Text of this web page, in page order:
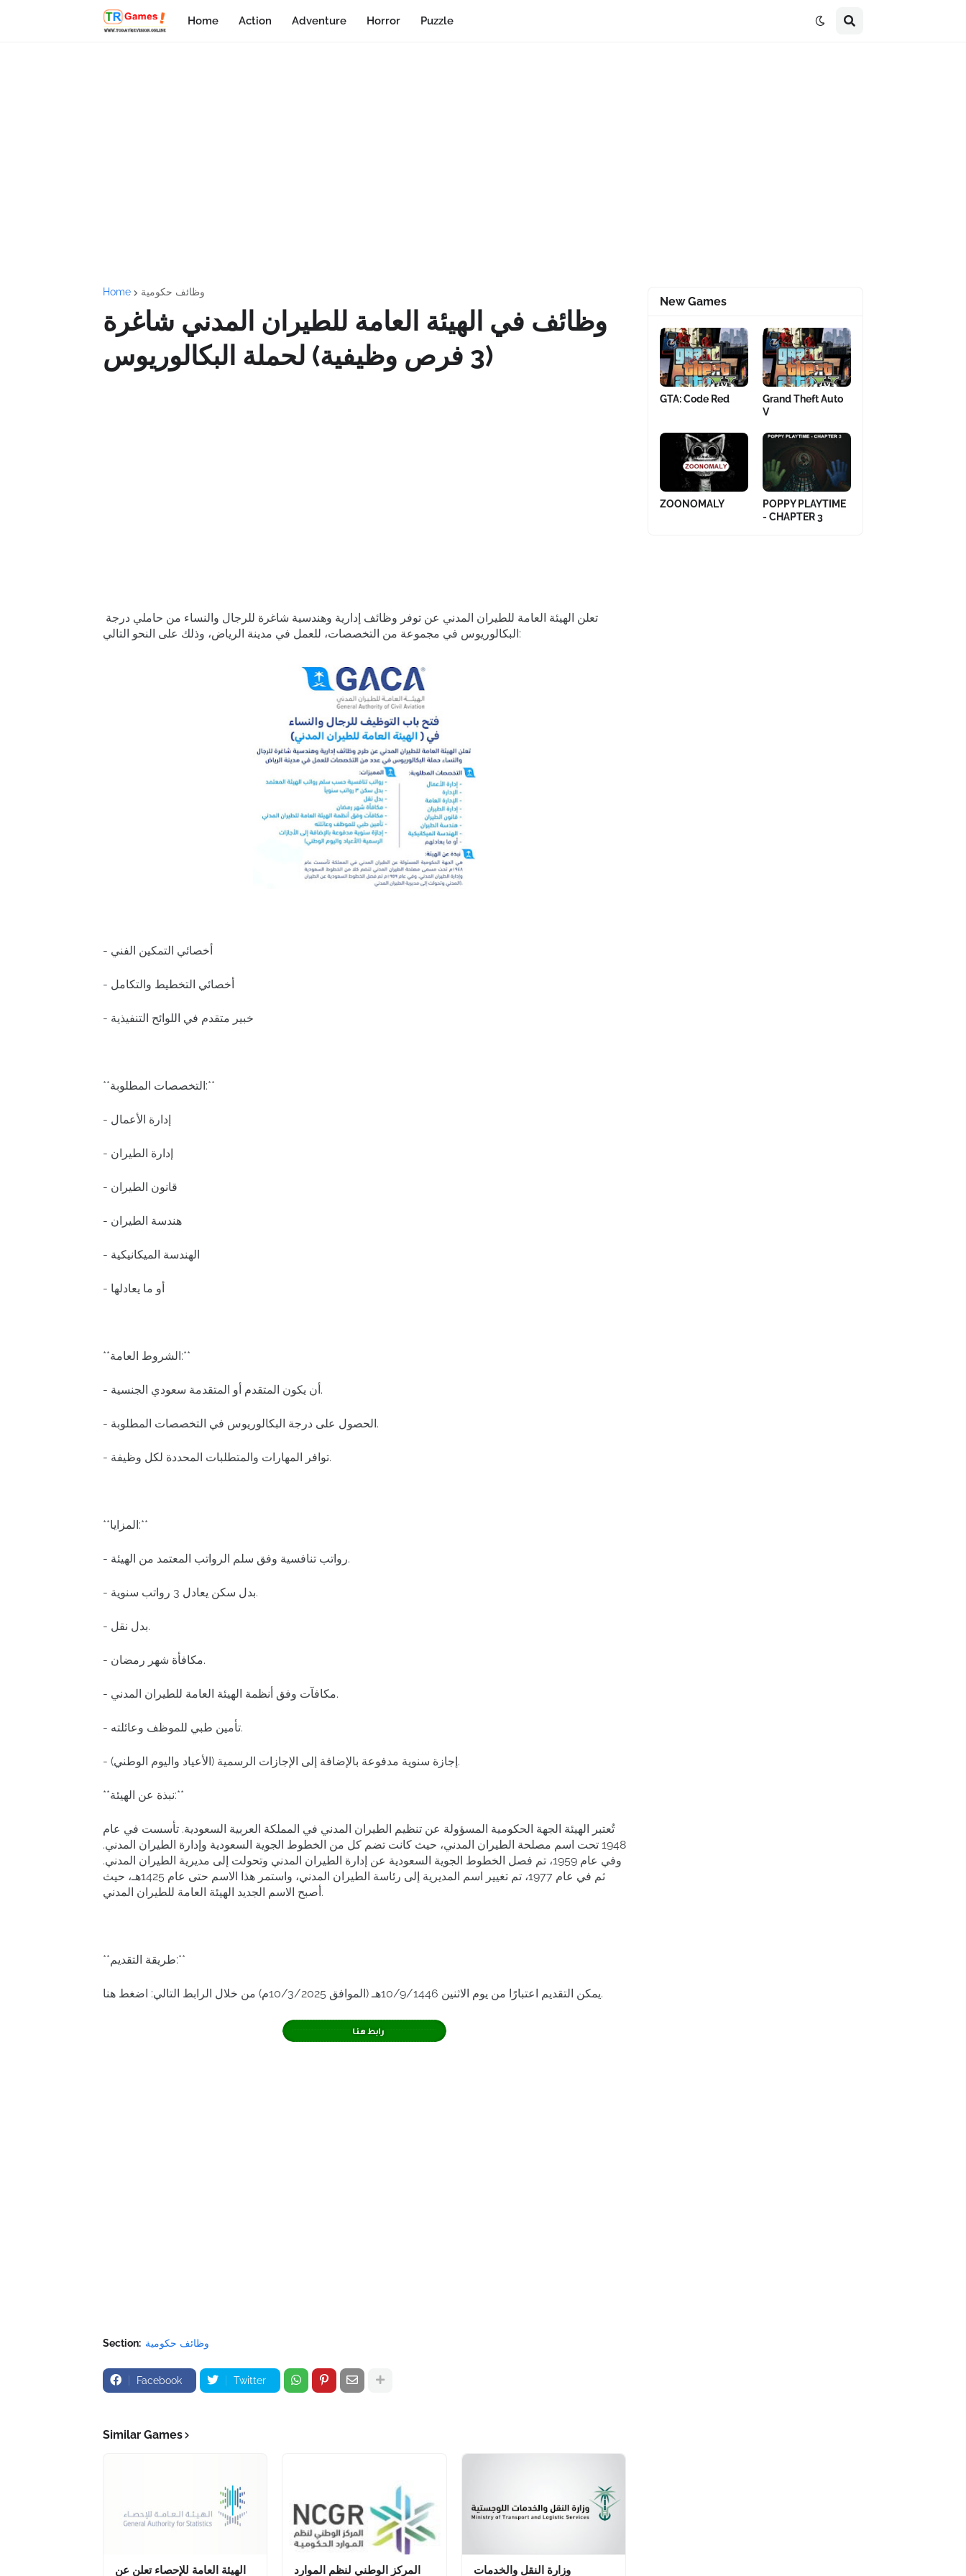
Home Action Adventure Horror Puzzle
Home وظائف حكومية
وظائف في الهيئة العامة للطيران المدني شاغرة
(3 فرص وظيفية) لحملة البكالوريوس
البكالوريوس في مجموعة من التخصصات، للعمل في مدينة الرياض، وذلك على النحو التالي:
- أخصائي التمكين الفني
- أخصائي التخطيط والتكامل
- خبير متقدم في اللوائح التنفيذية
**التخصصات المطلوبة:**
- إدارة الأعمال
- إدارة الطيران
- قانون الطيران
- هندسة الطيران
- الهندسة الميكانيكية
- أو ما يعادلها
**الشروط العامة:**
- أن يكون المتقدم أو المتقدمة سعودي الجنسية.
- الحصول على درجة البكالوريوس في التخصصات المطلوبة.
- توافر المهارات والمتطلبات المحددة لكل وظيفة.
**المزايا:**
- رواتب تنافسية وفق سلم الرواتب المعتمد من الهيئة.
- بدل سكن يعادل 3 رواتب سنوية.
- بدل نقل.
- مكافأة شهر رمضان.
- مكافآت وفق أنظمة الهيئة العامة للطيران المدني.
- تأمين طبي للموظف وعائلته.
- إجازة سنوية مدفوعة بالإضافة إلى الإجازات الرسمية (الأعياد واليوم الوطني).
**نبذة عن الهيئة:**
تُعتبر الهيئة الجهة الحكومية المسؤولة عن تنظيم الطيران المدني في المملكة العربية السعودية. تأسست في عام
1948 تحت اسم مصلحة الطيران المدني، حيث كانت تضم كل من الخطوط الجوية السعودية وإدارة الطيران المدني.
وفي عام 1959، تم فصل الخطوط الجوية السعودية عن إدارة الطيران المدني وتحولت إلى مديرية الطيران المدني.
ثم في عام 1977، تم تغيير اسم المديرية إلى رئاسة الطيران المدني، واستمر هذا الاسم حتى عام 1425هـ، حيث
أصبح الاسم الجديد الهيئة العامة للطيران المدني.
**طريقة التقديم:**
يمكن التقديم اعتبارًا من يوم الاثنين 10/9/1446هـ (الموافق 10/3/2025م) من خلال الرابط التالي: اضغط هنا.
Section: وظائف حكومية
Facebook Twitter
Similar Games
الهيئة العامة للإحصاء تعلن عن المركز الوطني لنظم الموارد وزارة النقل والخدمات
New Games
GTA: Code Red
Grand Theft Auto
V
ZOONOMALY
POPPY PLAYTIME
- CHAPTER 3